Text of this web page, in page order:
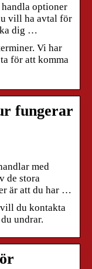
optioner
vill ha avtal för
dig …
Vi har
för att komma
fungerar
med
de stora
är att du har …
du kontakta
undrar.